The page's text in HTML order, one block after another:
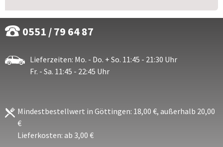
0551 / 79 64 87
Lieferzeiten: Mo. - Do. + So. 11:45 - 21:30 Uhr
Fr. - Sa. 11:45 - 22:45 Uhr
Mindestbestellwert in Göttingen: 18,00 €, außerhalb 20,00
€
Lieferkosten: ab 3,00 €